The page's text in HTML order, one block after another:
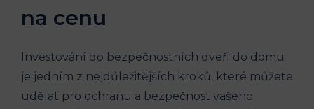
na cenu
Investování do bezpečnostních dveří do domu
je jedním z nejdůležitějších kroků, které můžete
udělat pro ochranu a bezpečnost vašeho